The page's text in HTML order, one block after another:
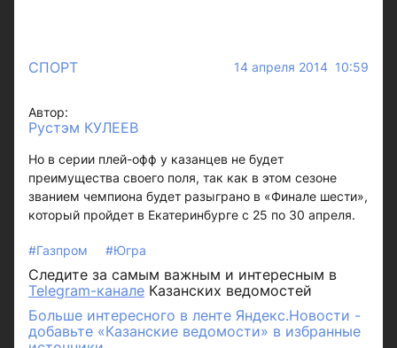
СПОРТ 14 апреля 2014 10:59
Автор:
Рустэм КУЛЕЕВ
Но в серии плей-офф у казанцев не будет
преимущества своего поля, так как в этом сезоне
званием чемпиона будет разыграно в «Финале шести»,
который пройдет в Екатеринбурге с 25 по 30 апреля.
#Газпром #Югра
Следите за самым важным и интересным в
Telegram-канале Казанских ведомостей
Больше интересного в ленте Яндекс.Новости -
добавьте «Казанские ведомости» в избранные